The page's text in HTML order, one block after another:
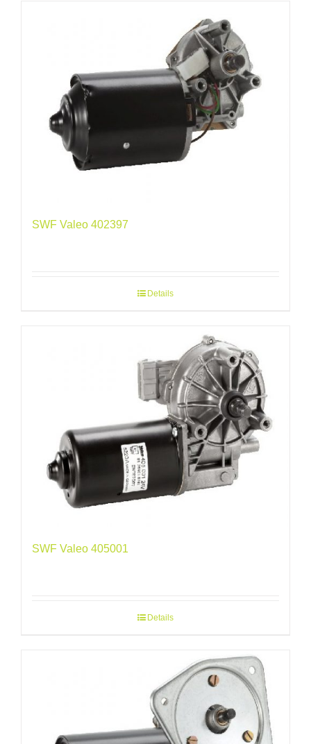
SWF Valeo 402397
Details
SWF Valeo 405001
Details